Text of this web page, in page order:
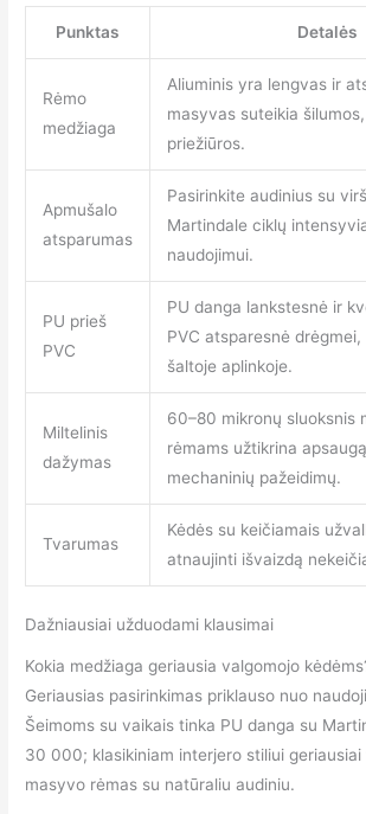
Punktas Detalės
Rėmo
medžiaga
Aliuminis yra lengvas ir
masyvas suteikia
priežiūros.
Apmušalo
atsparumas
Pasirinkite audinius su
Martindale ciklų
naudojimui.
PU prieš
PVC
PU danga lankstesnė ir
PVC atsparesnė
šaltoje aplinkoje.
Miltelinis
dažymas
60–80 mikronų sluoksnis
rėmams užtikrina
mechaninių pažeidimų.
Tvarumas
Kėdės su keičiamais
atnaujinti išvaizdą
Dažniausiai užduodami klausimai
Kokia medžiaga geriausia valgomojo
Geriausias pasirinkimas priklauso nuo
Šeimoms su vaikais tinka PU danga su
30 000; klasikiniam interjero stiliui geriausiai
masyvo rėmas su natūraliu audiniu.